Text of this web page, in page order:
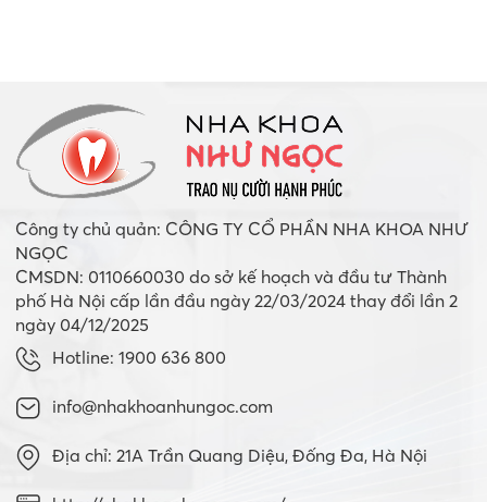
Công ty chủ quản: CÔNG TY CỔ PHẦN NHA KHOA NHƯ
NGỌC
CMSDN: 0110660030 do sở kế hoạch và đầu tư Thành
phố Hà Nội cấp lần đầu ngày 22/03/2024 thay đổi lần 2
ngày 04/12/2025
Hotline: 1900 636 800
info@nhakhoanhungoc.com
Địa chỉ: 21A Trần Quang Diệu, Đống Đa, Hà Nội